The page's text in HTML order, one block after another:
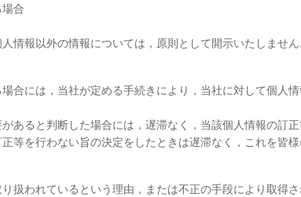
合
情報以外の情報については，原則として開示いたしません
合には，当社が定める手続きにより，当社に対して個人
あると判断した場合には，遅滞なく，当該個人情報の訂正
等を行わない旨の決定をしたときは遅滞なく，これを皆様
扱われているという理由，または不正の手段により取得